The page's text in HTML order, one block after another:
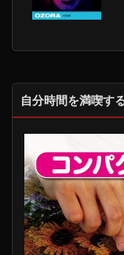
自分時間を満喫す